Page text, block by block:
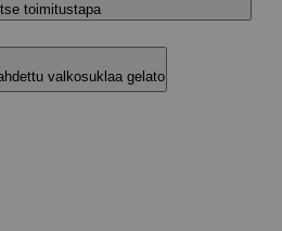
toimitustapa
valkosuklaa gelato